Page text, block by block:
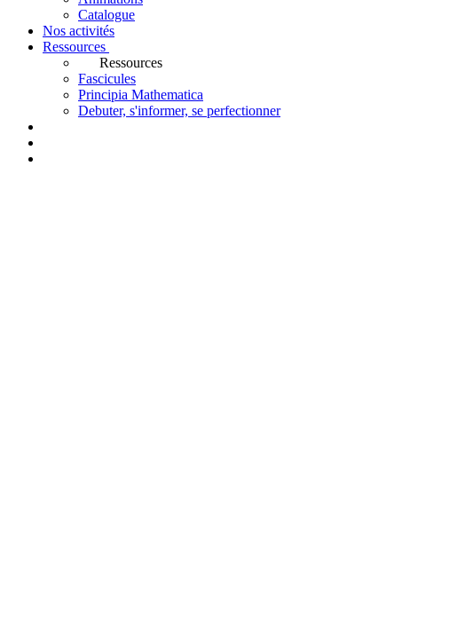
Catalogue
Nos activités
Ressources
Ressources
Fascicules
Principia Mathematica
Debuter, s'informer, se perfectionner